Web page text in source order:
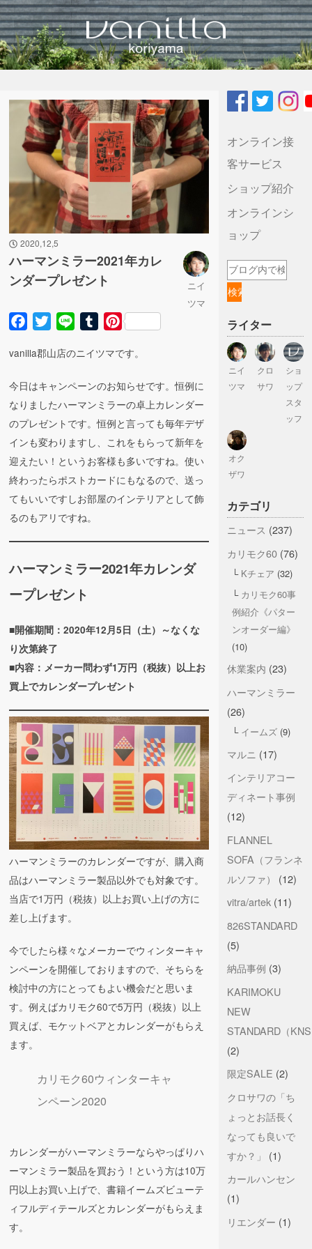
2020,12,5
ハーマンミラー2021年カレ
ンダープレゼント
ニイ
ツマ
Facebook
Twitter Line TumblrPinterest
vanilla郡山店のニイツマです。
今日はキャンペーンのお知らせです。恒例に
なりましたハーマンミラーの卓上カレンダー
のプレゼントです。恒例と言っても毎年デザ
インも変わりますし、これをもらって新年を
迎えたい！というお客様も多いですね。使い
終わったらポストカードにもなるので、送っ
てもいいですしお部屋のインテリアとして飾
るのもアリですね。
ハーマンミラー2021年カレンダ
ープレゼント
■開催期間：2020年12月5日（土）～なくな
り次第終了
■内容：メーカー問わず1万円（税抜）以上お
買上でカレンダープレゼント
ハーマンミラーのカレンダーですが、購入商
品はハーマンミラー製品以外でも対象です。
当店で1万円（税抜）以上お買い上げの方に
差し上げます。
今でしたら様々なメーカーでウィンターキャ
ンペーンを開催しておりますので、そちらを
検討中の方にとってもよい機会だと思いま
す。例えばカリモク60で5万円（税抜）以上
買えば、モケットベアとカレンダーがもらえ
ます。
カリモク60ウィンターキャ
ンペーン2020
カレンダーがハーマンミラーならやっぱりハ
ーマンミラー製品を買おう！という方は10万
円以上お買い上げで、書籍イームズビューテ
ィフルディテールズとカレンダーがもらえま
す。
オンライン接
客サービス
ショップ紹介
オンラインシ
ョップ
ライター
ニイ
ツマ
クロ
サワ
ショ
ップ
スタ
ッフ
オク
ザワ
カテゴリ
ニュース (237)
カリモク60(76)
Kチェア (32)
カリモク60事
例紹介《パター
ンオーダー編》
(10)
休業案内 (23)
ハーマンミラー
(26)
イームズ(9)
マルニ (17)
インテリアコー
ディネート事例
(12)
FLANNEL
SOFA（フランネ
ルソファ）
(12)
vitra/artek(11)
826STANDARD
(5)
納品事例 (3)
KARIMOKU
NEW
STANDARD（
(2)
限定SALE (2)
クロサワの「ち
ょっとお話長く
なっても良いで
すか？」
(1)
カールハンセン
(1)
リエンダー (1)